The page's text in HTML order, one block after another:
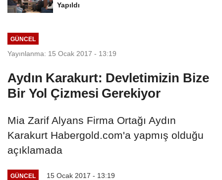
Yapıldı
GÜNCEL
Yayınlanma: 15 Ocak 2017 - 13:19
Aydın Karakurt: Devletimizin Bize
Bir Yol Çizmesi Gerekiyor
Mia Zarif Alyans Firma Ortağı Aydın
Karakurt Habergold.com'a yapmış olduğu
açıklamada
GÜNCEL 15 Ocak 2017 - 13:19